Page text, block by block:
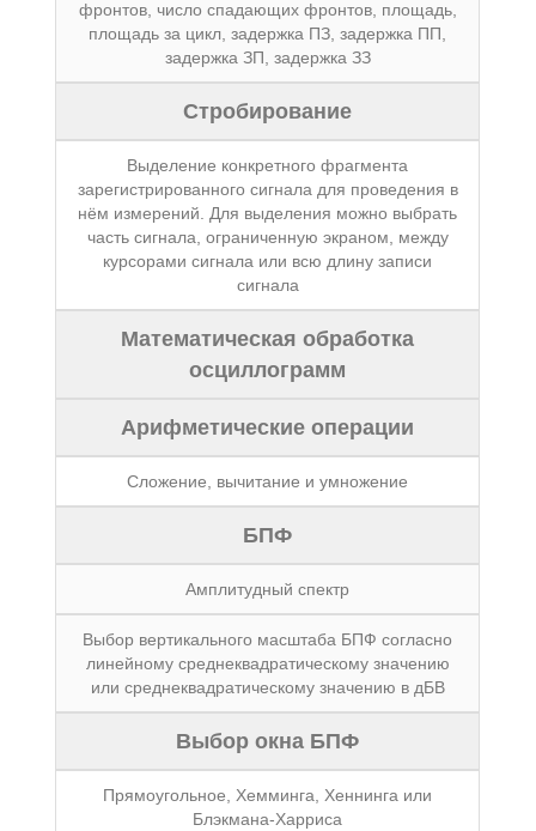
фронтов, число спадающих фронтов, площадь,
площадь за цикл, задержка ПЗ, задержка ПП,
задержка ЗП, задержка ЗЗ
Стробирование
Выделение конкретного фрагмента
зарегистрированного сигнала для проведения в
нём измерений. Для выделения можно выбрать
часть сигнала, ограниченную экраном, между
курсорами сигнала или всю длину записи
сигнала
Математическая обработка
осциллограмм
Арифметические операции
Сложение, вычитание и умножение
БПФ
Амплитудный спектр
Выбор вертикального масштаба БПФ согласно
линейному среднеквадратическому значению
или среднеквадратическому значению в дБВ
Выбор окна БПФ
Прямоугольное, Хемминга, Хеннинга или
Блэкмана-Харриса